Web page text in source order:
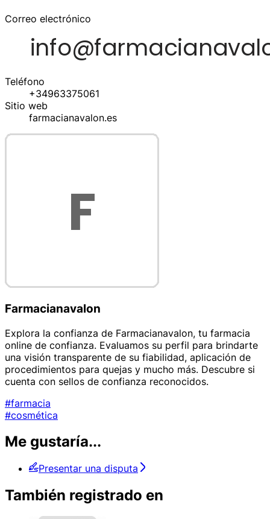
Correo electrónico
Teléfono
+34963375061
Sitio web
farmacianavalon.es
Farmacianavalon
Explora la confianza de Farmacianavalon, tu farmacia
online de confianza. Evaluamos su perfil para brindarte
una visión transparente de su fiabilidad, aplicación de
procedimientos para quejas y mucho más. Descubre si
cuenta con sellos de confianza reconocidos.
#farmacia
#cosmética
Me gustaría...
Presentar una disputa
También registrado en